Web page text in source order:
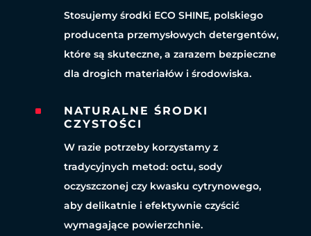
Stosujemy środki ECO SHINE, polskiego
producenta przemysłowych detergentów,
które są skuteczne, a zarazem bezpieczne
dla drogich materiałów i środowiska.
^
NATURALNE ŚRODKI
CZYSTOŚCI
W razie potrzeby korzystamy z
tradycyjnych metod: octu, sody
oczyszczonej czy kwasku cytrynowego,
aby delikatnie i efektywnie czyścić
wymagające powierzchnie.